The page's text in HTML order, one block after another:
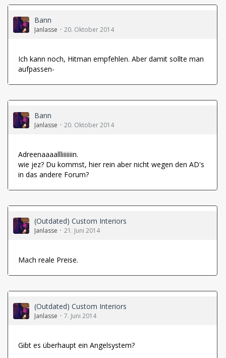
Bann
Janlasse 20. Oktober 2014
Ich kann noch, Hitman empfehlen. Aber damit sollte man
aufpassen-
Bann
Janlasse 20. Oktober 2014
Adreenaaaallliiiiiiin.
wie jez? Du kommst, hier rein aber nicht wegen den AD's
in das andere Forum?
(Outdated) Custom Interiors
Janlasse 21. Juni 2014
Mach reale Preise.
(Outdated) Custom Interiors
Janlasse 7. Juni 2014
Gibt es überhaupt ein Angelsystem?